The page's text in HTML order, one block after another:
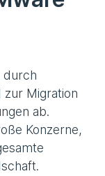
durch
zur Migration
ab.
Konzerne,